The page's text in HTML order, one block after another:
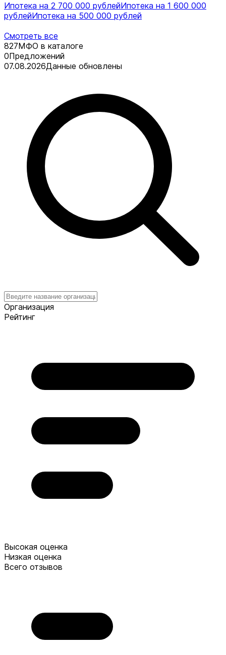
Ипотека на 2 700 000 рублейИпотека на 1 600 000
рублейИпотека на 500 000 рублей
Смотреть все
827МФО в каталоге
0Предложений
07.08.2026Данные обновлены
Организация
Рейтинг
Высокая оценка
Низкая оценка
Всего отзывов